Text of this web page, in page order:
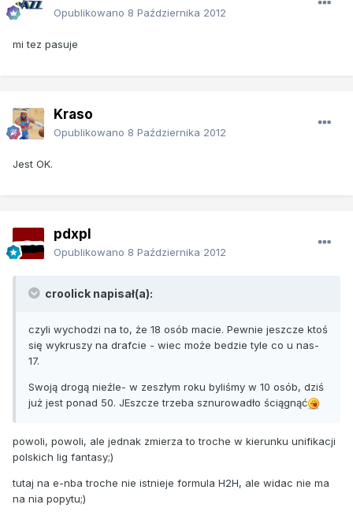
Opublikowano 8 Października 2012
mi tez pasuje
Kraso
Opublikowano 8 Października 2012
Jest OK.
pdxpl
Opublikowano 8 Października 2012
croolick napisał(a):
czyli wychodzi na to, że 18 osób macie. Pewnie jeszcze ktoś
się wykruszy na drafcie - wiec może bedzie tyle co u nas-
17.
Swoją drogą nieźle- w zeszłym roku byliśmy w 10 osób, dziś
już jest ponad 50. JEszcze trzeba sznurowadło ściągnąć
powoli, powoli, ale jednak zmierza to troche w kierunku unifikacji
polskich lig fantasy;)
tutaj na e-nba troche nie istnieje formula H2H, ale widac nie ma
na nia popytu;)